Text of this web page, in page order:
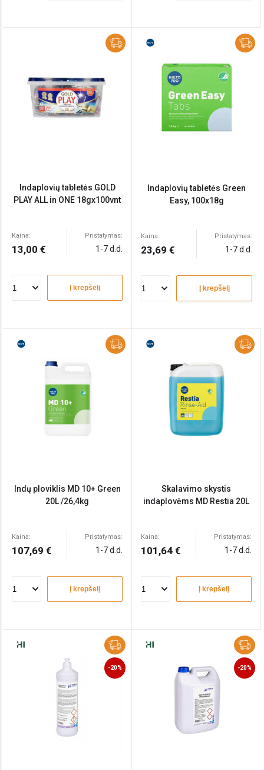
Indaplovių tabletės GOLD
PLAY ALL in ONE 18gx100vnt
Kaina:
13,00 €
Pristatymas:
1-7 d.d.
Į krepšelį
Indaplovių tabletės Green
Easy, 100x18g
Kaina:
23,69 €
Pristatymas:
1-7 d.d.
Į krepšelį
Indų ploviklis MD 10+ Green
20L /26,4kg
Kaina:
107,69 €
Pristatymas:
1-7 d.d.
Į krepšelį
Skalavimo skystis
indaplovėms MD Restia 20L
Kaina:
101,64 €
Pristatymas:
1-7 d.d.
Į krepšelį
-20% -20%